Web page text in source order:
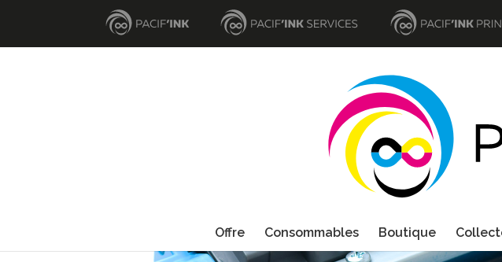
Offre Consommables Boutique